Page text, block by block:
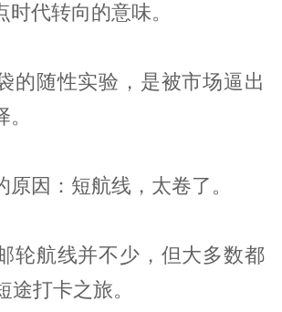
代转向的意味。
的随性实验，是被市场逼出
原因：短航线，太卷了。
轮航线并不少，但大多数都
途打卡之旅。